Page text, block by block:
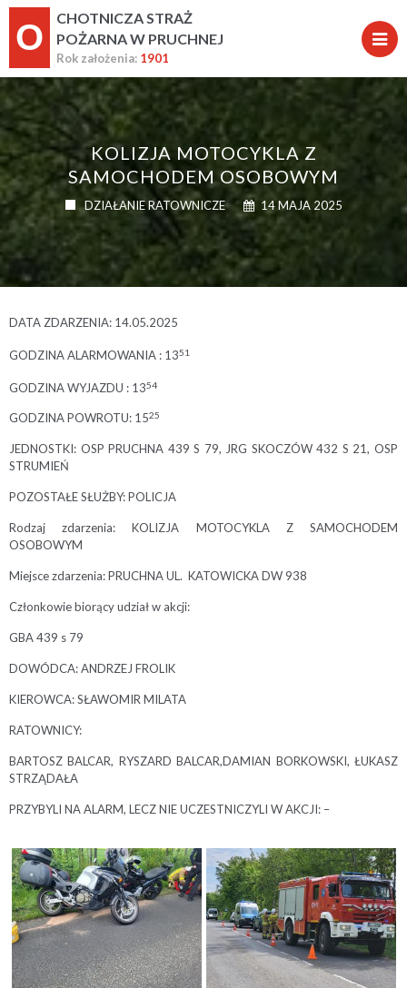
O
CHOTNICZA STRAŻ
POŻARNA W PRUCHNEJ
Rok założenia: 1901
KOLIZJA MOTOCYKLA Z
SAMOCHODEM OSOBOWYM
DZIAŁANIE RATOWNICZE 14 MAJA 2025
DATA ZDARZENIA: 14.05.2025
GODZINA ALARMOWANIA : 1351
GODZINA WYJAZDU : 1354
GODZINA POWROTU: 1525
JEDNOSTKI: OSP PRUCHNA 439 S 79, JRG SKOCZÓW 432 S 21, OSP
STRUMIEŃ
POZOSTAŁE SŁUŻBY: POLICJA
Rodzaj zdarzenia: KOLIZJA MOTOCYKLA Z SAMOCHODEM
OSOBOWYM
Miejsce zdarzenia: PRUCHNA UL. KATOWICKA DW 938
Członkowie biorący udział w akcji:
GBA 439 s 79
DOWÓDCA: ANDRZEJ FROLIK
KIEROWCA: SŁAWOMIR MILATA
RATOWNICY:
BARTOSZ BALCAR, RYSZARD BALCAR,DAMIAN BORKOWSKI, ŁUKASZ
STRZĄDAŁA
PRZYBYLI NA ALARM, LECZ NIE UCZESTNICZYLI W AKCJI: –